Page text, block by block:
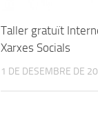
Taller gratuït
Xarxes Socials
1 DE DESEMBRE DE